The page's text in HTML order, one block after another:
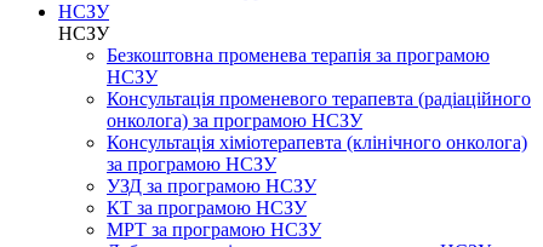
НСЗУ
НСЗУ
Безкоштовна променева терапія за програмою
НСЗУ
Консультація променевого терапевта (радіаційного
онколога) за програмою НСЗУ
Консультація хіміотерапевта (клінічного онколога)
за програмою НСЗУ
УЗД за програмою НСЗУ
КТ за програмою НСЗУ
МРТ за програмою НСЗУ